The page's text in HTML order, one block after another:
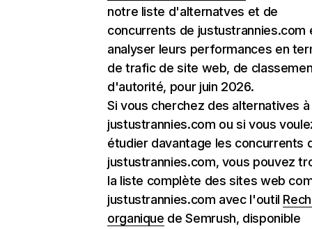
notre liste d'alternatves et de
concurrents de justustrannies.com
analyser leurs performances en
de trafic de site web, de
d'autorité, pour juin 2026.
Si vous cherchez des alternatives à
justustrannies.com ou si vous
étudier davantage les concurrents
justustrannies.com, vous pouvez
la liste complète des sites web
justustrannies.com avec l'outil
organique de Semrush, disponible